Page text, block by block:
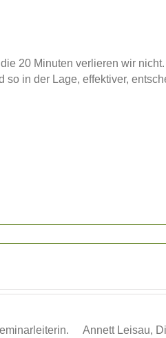
20 Minuten verlieren wir nicht.
in der Lage, effektiver,
Annett Leisau,